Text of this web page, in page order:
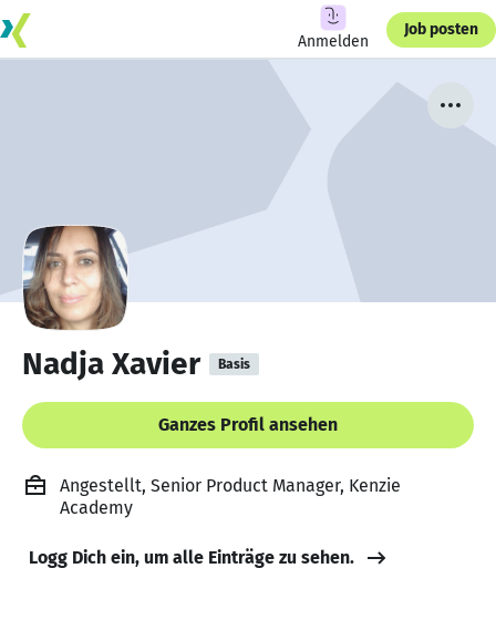
Anmelden
Job posten
Nadja Xavier Basis
Ganzes Profil ansehen
Angestellt, Senior Product Manager, Kenzie
Academy
Logg Dich ein, um alle Einträge zu sehen.